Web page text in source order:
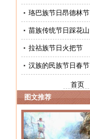
珞巴族节日昂德林节
苗族传统节日踩花山
拉祜族节日火把节
汉族的民族节日春节
首页
图文推荐